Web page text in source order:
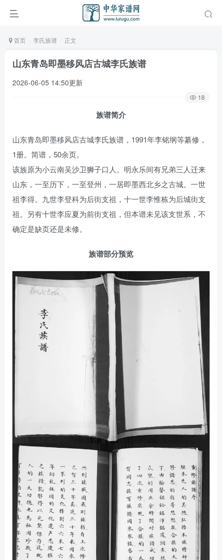
首页 李氏族谱 正文
山东青岛即墨移风店古城李氏族谱
2026-06-05 14:50更新
18
族谱简介
山东青岛即墨移风店古城李氏族谱，1991年李铭纲等纂修，
1册。简谱，50余页。
该族原为小云南吴沙卫狮子口人。明永乐间有兄弟三人迁来
山东，一至历下，一至登州，一居即墨西北乡之古城。一世
祖李得。九世李登科为后街支祖，十一世李惟栋为后城街支
祖。另有十世李应夏为前街支祖，但本谱未见该支世系，不
确定是缺页还是未修。
族谱部分预览